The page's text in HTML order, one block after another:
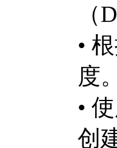
•
度。
•
创